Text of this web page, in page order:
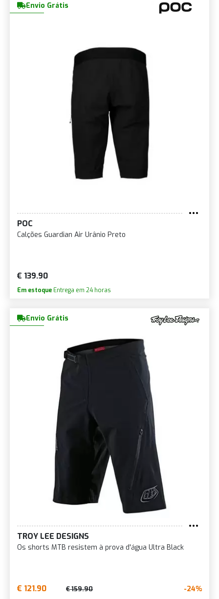
Envio Grátis
POC
Calções Guardian Air Urânio Preto
€ 139.90
Em estoque Entrega em 24 horas
Envio Grátis
TROY LEE DESIGNS
Os shorts MTB resistem à prova d'água Ultra Black
€ 121.90 € 159.90 -24%